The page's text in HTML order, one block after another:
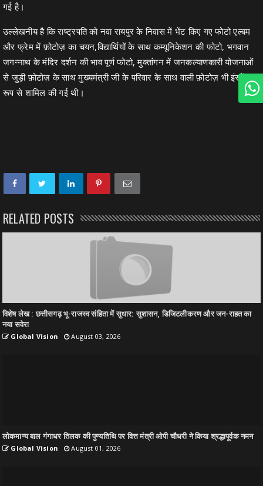
गई है।
उल्लेखनीय है कि राष्ट्रपति को नवा रायपुर के निवास में भेंट किए गए फोटो एल्बम
और फ्रेम में फ़ोटोज़ का चयन,विद्यार्थियों के साथ कम्यूनिकेशन की फोटो, भगवान
जगन्नाथ के मंदिर दर्शन की भाव पूर्ण फोटो, मुक्तांगन में जनकल्याणकारी योजनाओं
से जुड़ी फ़ोटोज़ के साथ मुख्यमंत्री जी के परिवार के साथ वाली फ़ोटोज़ भी इंस्टेंट
रूप से शामिल की गई थी।
RELATED POSTS
विशेष लेख : छत्तीसगढ़ भू-राजस्व संहिता में सुधार: सुशासन, डिजिटलीकरण और जन-राहत का
नया सवेरा
Global Vision August 03, 2026
लोकमान्य बाल गंगाधर तिलक की पुण्यतिथि पर वित्त मंत्री ओपी चौधरी ने किया श्रद्धापूर्वक नमन
Global Vision August 01, 2026